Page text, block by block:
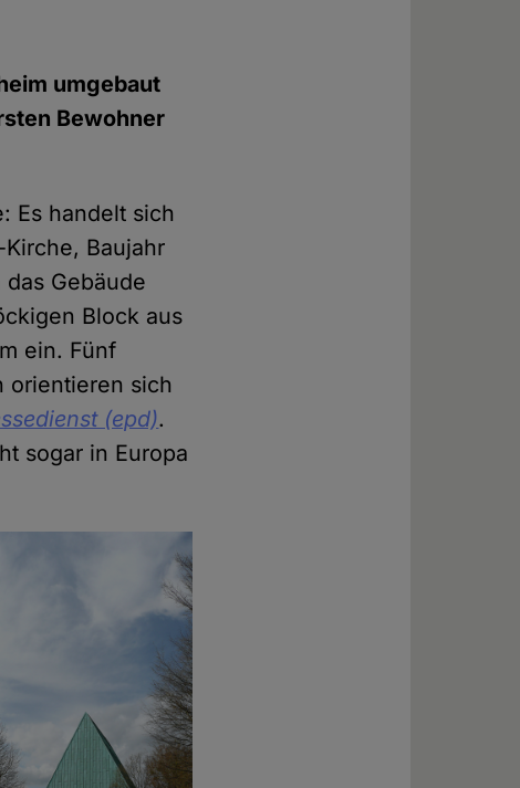
umgebaut
Bewohner
Es handelt sich
Baujahr
Gebäude
Block aus
ein. Fünf
orientieren sich
(epd).
sogar in Europa